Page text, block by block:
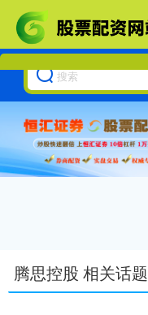
腾思控股 相关话题